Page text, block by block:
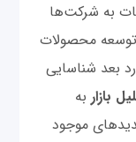
به شرکت‌ها
توسعه محصولات
بعد شناسایی
بازار به
موجود